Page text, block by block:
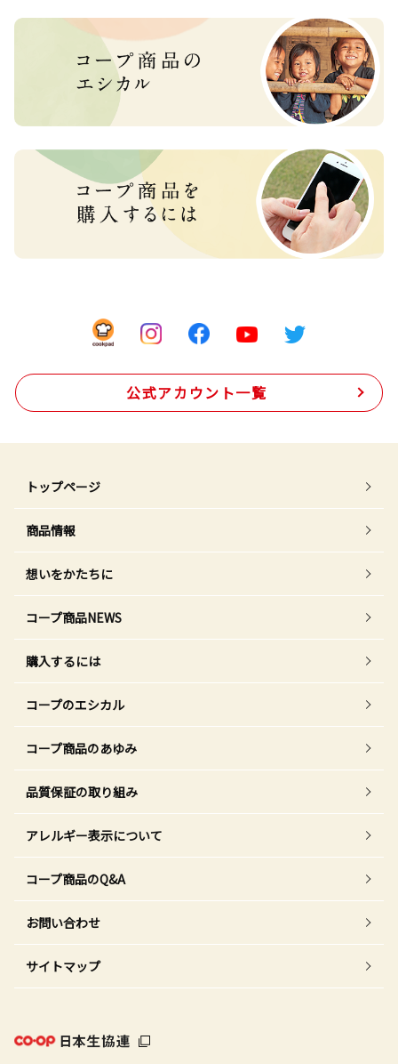
公式アカウント一覧
トップページ
商品情報
想いをかたちに
コープ商品NEWS
購入するには
コープのエシカル
コープ商品のあゆみ
品質保証の取り組み
アレルギー表示について
コープ商品のQ&A
お問い合わせ
サイトマップ